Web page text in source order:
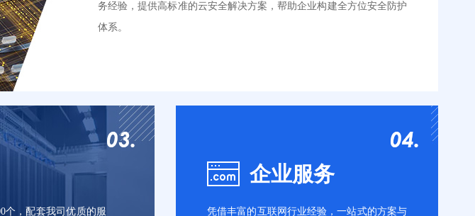
务经验，提供高标准的云安全解决方案，帮助企业构建全方位安全防护
体系。
DDos高防IP
网站安全监测
漏洞扫描
Web应用防火墙
代码审计
个，配套我司优质的服
企业服务
凭借丰富的互联网行业经验，一站式的方案与